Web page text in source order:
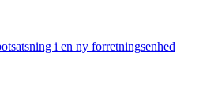
i en ny forretningsenhed